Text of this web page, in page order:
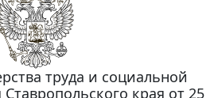
труда и социальной
края от 25